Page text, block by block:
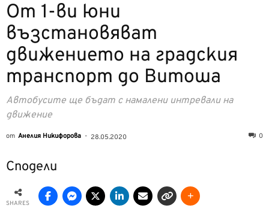
От 1-ви юни
възстановяват
движението на градския
транспорт до Витоша
Автобусите ще бъдат с намалени интревали на
движение
от Анелия Никифорова - 28.05.2020 0
Сподели
SHARES